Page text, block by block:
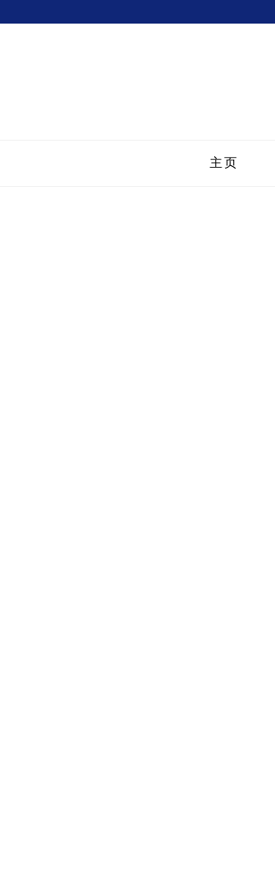
主页